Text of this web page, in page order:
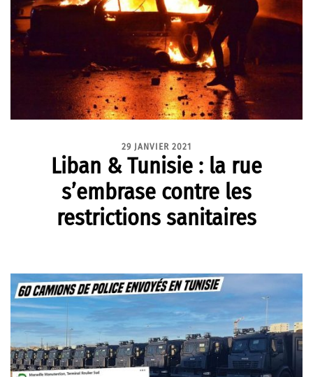
29 JANVIER 2021
Liban & Tunisie : la rue
s’embrase contre les
restrictions sanitaires